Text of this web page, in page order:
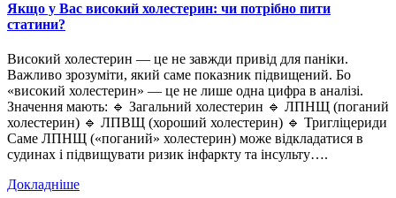
Якщо у Вас високий холестерин: чи потрібно пити
статини?
Високий холестерин — це не завжди привід для паніки.
Важливо зрозуміти, який саме показник підвищений. Бо
«високий холестерин» — це не лише одна цифра в аналізі.
Значення мають: 🔹 Загальний холестерин 🔹 ЛПНЩ (поганий
холестерин) 🔹 ЛПВЩ (хороший холестерин) 🔹 Тригліцериди
Саме ЛПНЩ («поганий» холестерин) може відкладатися в
судинах і підвищувати ризик інфаркту та інсульту….
Докладніше